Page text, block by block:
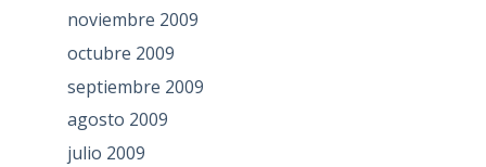
noviembre 2009
octubre 2009
septiembre 2009
agosto 2009
julio 2009